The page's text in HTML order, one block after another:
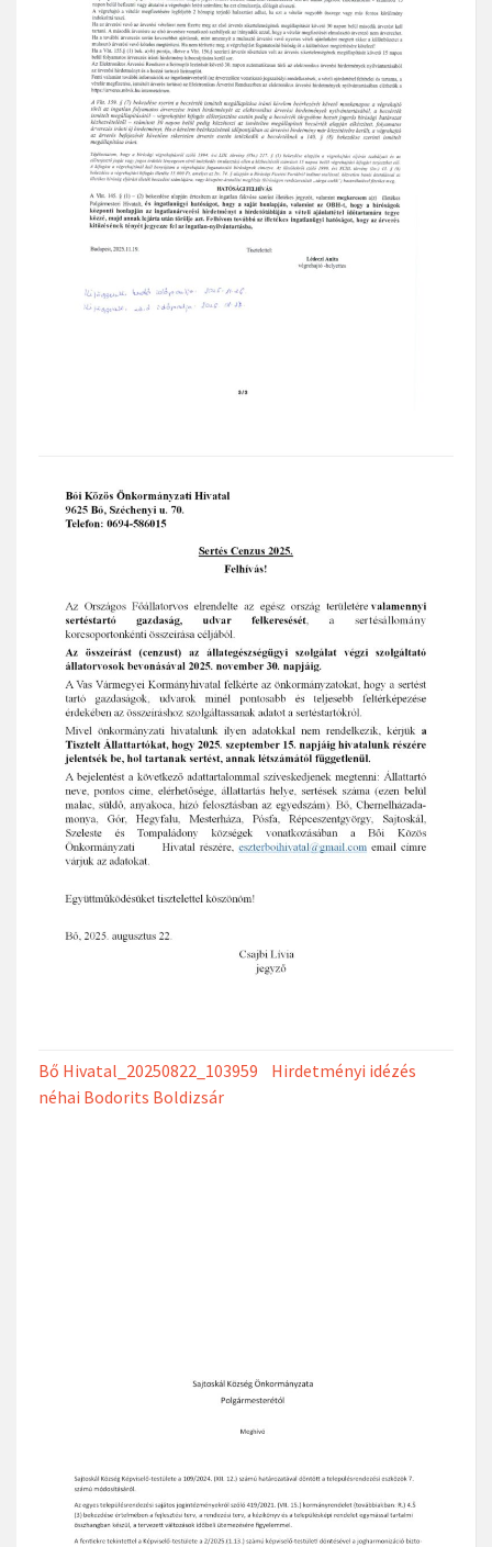
Bő Hivatal_20250822_103959 Hirdetményi idézés
néhai Bodorits Boldizsár